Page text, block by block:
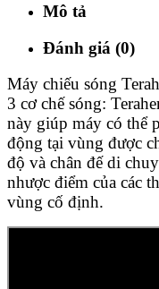
Mô tả
Đánh giá (0)
Máy chiếu sóng
3 cơ chế sóng:
này giúp máy có thể
động tại vùng được
độ và chân đế di
nhược điểm của các
vùng cố định.